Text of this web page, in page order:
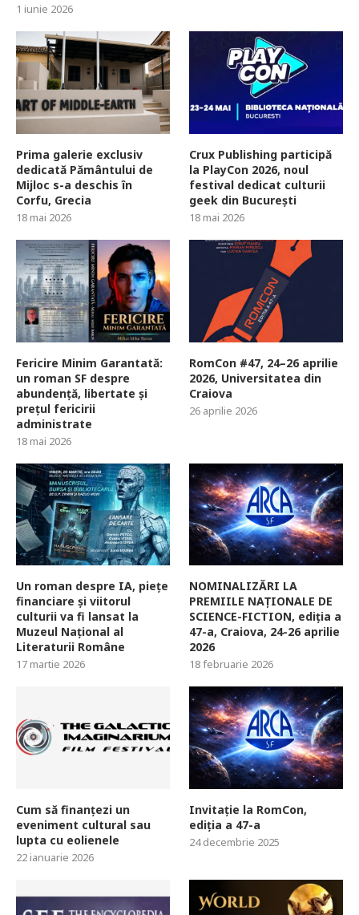
1 iunie 2026
Prima galerie exclusiv
dedicată Pământului de
Mijloc s-a deschis în
Corfu, Grecia
18 mai 2026
Crux Publishing participă
la PlayCon 2026, noul
festival dedicat culturii
geek din București
18 mai 2026
Fericire Minim Garantată:
un roman SF despre
abundență, libertate și
prețul fericirii
administrate
18 mai 2026
RomCon #47, 24–26 aprilie
2026, Universitatea din
Craiova
26 aprilie 2026
Un roman despre IA, piețe
financiare și viitorul
culturii va fi lansat la
Muzeul Național al
Literaturii Române
17 martie 2026
NOMINALIZĂRI LA
PREMIILE NAȚIONALE DE
SCIENCE-FICTION, ediția a
47-a, Craiova, 24-26 aprilie
2026
18 februarie 2026
Cum să finanțezi un
eveniment cultural sau
lupta cu eolienele
22 ianuarie 2026
Invitație la RomCon,
ediția a 47-a
24 decembrie 2025